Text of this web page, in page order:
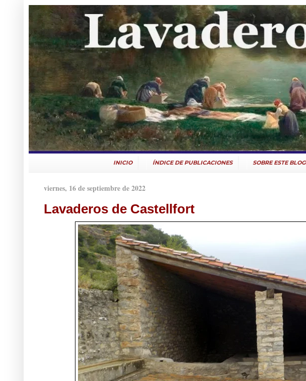
INICIO ÍNDICE DE PUBLICACIONES SOBRE ESTE BLOG
viernes, 16 de septiembre de 2022
Lavaderos de Castellfort